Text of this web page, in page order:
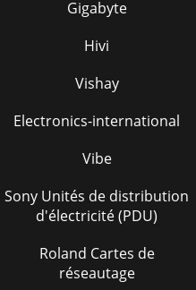
Gigabyte
Hivi
Vishay
Electronics-international
Vibe
Sony Unités de distribution
d'électricité (PDU)
Roland Cartes de
réseautage